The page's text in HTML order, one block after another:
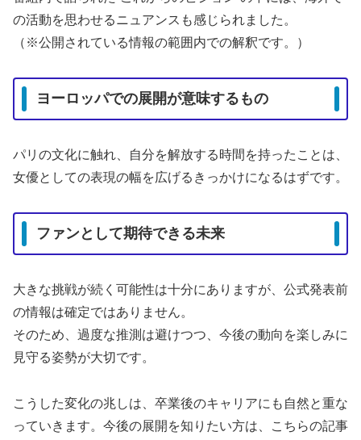
の活動を思わせるニュアンスも感じられました。
（※公開されている情報の範囲内での解釈です。）
ヨーロッパでの展開が意味するもの
パリの文化に触れ、自分を解放する時間を持ったことは、
女優としての表現の幅を広げるきっかけになるはずです。
ファンとして期待できる未来
大きな挑戦が続く可能性は十分にありますが、公式発表前
の情報は確定ではありません。
そのため、過度な推測は避けつつ、今後の動向を楽しみに
見守る姿勢が大切です。
こうした変化の兆しは、卒業後のキャリアにも自然と重な
っていきます。今後の展開を知りたい方は、こちらの記事